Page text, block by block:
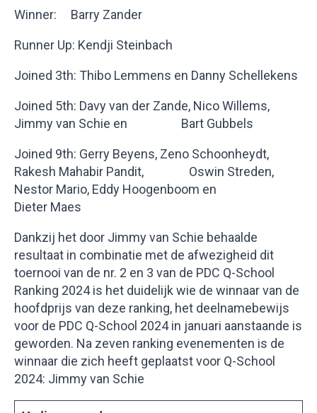
Winner: Barry Zander
Runner Up: Kendji Steinbach
Joined 3th: Thibo Lemmens en Danny Schellekens
Joined 5th: Davy van der Zande, Nico Willems,
Jimmy van Schie en Bart Gubbels
Joined 9th: Gerry Beyens, Zeno Schoonheydt,
Rakesh Mahabir Pandit, Oswin Streden,
Nestor Mario, Eddy Hoogenboom en
Dieter Maes
Dankzij het door Jimmy van Schie behaalde
resultaat in combinatie met de afwezigheid dit
toernooi van de nr. 2 en 3 van de PDC Q-School
Ranking 2024 is het duidelijk wie de winnaar van de
hoofdprijs van deze ranking, het deelnamebewijs
voor de PDC Q-School 2024 in januari aanstaande is
geworden. Na zeven ranking evenementen is de
winnaar die zich heeft geplaatst voor Q-School
2024: Jimmy van Schie